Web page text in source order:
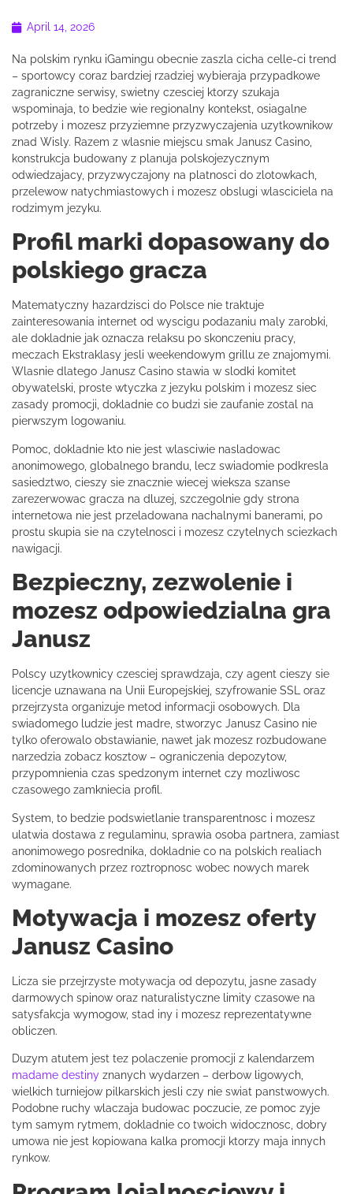
April 14, 2026
Na polskim rynku iGamingu obecnie zaszla cicha celle-ci trend
– sportowcy coraz bardziej rzadziej wybieraja przypadkowe
zagraniczne serwisy, swietny czesciej ktorzy szukaja
wspominaja, to bedzie wie regionalny kontekst, osiagalne
potrzeby i mozesz przyziemne przyzwyczajenia uzytkownikow
znad Wisly. Razem z wlasnie miejscu smak Janusz Casino,
konstrukcja budowany z planuja polskojezycznym
odwiedzajacy, przyzwyczajony na platnosci do zlotowkach,
przelewow natychmiastowych i mozesz obslugi wlasciciela na
rodzimym jezyku.
Profil marki dopasowany do
polskiego gracza
Matematyczny hazardzisci do Polsce nie traktuje
zainteresowania internet od wyscigu podazaniu maly zarobki,
ale dokladnie jak oznacza relaksu po skonczeniu pracy,
meczach Ekstraklasy jesli weekendowym grillu ze znajomymi.
Wlasnie dlatego Janusz Casino stawia w slodki komitet
obywatelski, proste wtyczka z jezyku polskim i mozesz siec
zasady promocji, dokladnie co budzi sie zaufanie zostal na
pierwszym logowaniu.
Pomoc, dokladnie kto nie jest wlasciwie nasladowac
anonimowego, globalnego brandu, lecz swiadomie podkresla
sasiedztwo, cieszy sie znacznie wiecej wieksza szanse
zarezerwowac gracza na dluzej, szczegolnie gdy strona
internetowa nie jest przeladowana nachalnymi banerami, po
prostu skupia sie na czytelnosci i mozesz czytelnych sciezkach
nawigacji.
Bezpieczny, zezwolenie i
mozesz odpowiedzialna gra
Janusz
Polscy uzytkownicy czesciej sprawdzaja, czy agent cieszy sie
licencje uznawana na Unii Europejskiej, szyfrowanie SSL oraz
przejrzysta organizuje metod informacji osobowych. Dla
swiadomego ludzie jest madre, stworzyc Janusz Casino nie
tylko oferowalo obstawianie, nawet jak mozesz rozbudowane
narzedzia zobacz kosztow – ograniczenia depozytow,
przypomnienia czas spedzonym internet czy mozliwosc
czasowego zamkniecia profil.
System, to bedzie podswietlanie transparentnosc i mozesz
ulatwia dostawa z regulaminu, sprawia osoba partnera, zamiast
anonimowego posrednika, dokladnie co na polskich realiach
zdominowanych przez roztropnosc wobec nowych marek
wymagane.
Motywacja i mozesz oferty
Janusz Casino
Licza sie przejrzyste motywacja od depozytu, jasne zasady
darmowych spinow oraz naturalistyczne limity czasowe na
satysfakcja wymogow, stad iny i mozesz reprezentatywne
obliczen.
Duzym atutem jest tez polaczenie promocji z kalendarzem
madame destiny znanych wydarzen – derbow ligowych,
wielkich turniejow pilkarskich jesli czy nie swiat panstwowych.
Podobne ruchy wlaczaja budowac poczucie, ze pomoc zyje
tym samym rytmem, dokladnie co twoich widocznosc, dobry
umowa nie jest kopiowana kalka promocji ktorzy maja innych
rynkow.